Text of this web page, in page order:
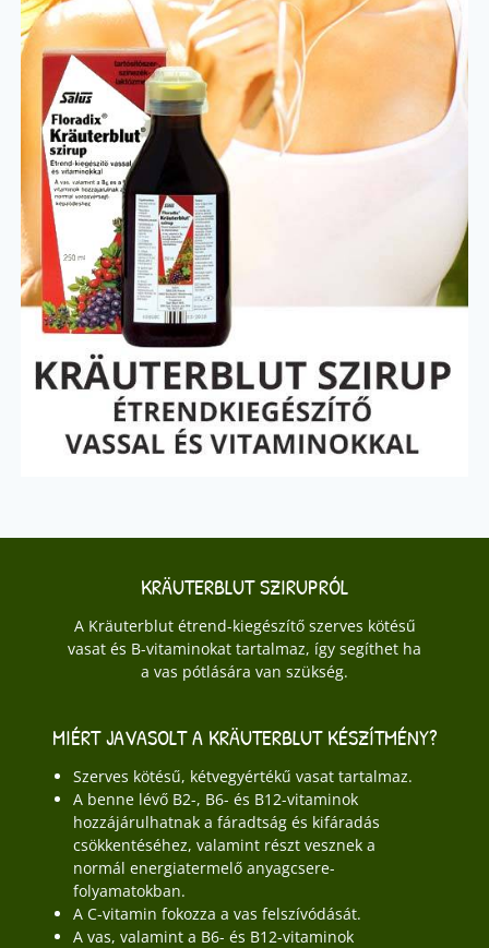
KRÄUTERBLUT SZIRUPRÓL
A Kräuterblut étrend-kiegészítő szerves kötésű
vasat és B-vitaminokat tartalmaz, így segíthet ha
a vas pótlására van szükség.
MIÉRT JAVASOLT A KRÄUTERBLUT KÉSZÍTMÉNY?
Szerves kötésű, kétvegyértékű vasat tartalmaz.
A benne lévő B2-, B6- és B12-vitaminok
hozzájárulhatnak a fáradtság és kifáradás
csökkentéséhez, valamint részt vesznek a
normál energiatermelő anyagcsere-
folyamatokban.
A C-vitamin fokozza a vas felszívódását.
A vas, valamint a B6- és B12-vitaminok